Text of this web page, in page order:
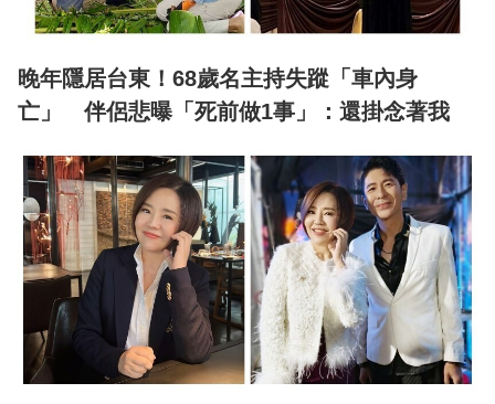
晚年隱居台東！68歲名主持失蹤「車內身
亡」 伴侶悲曝「死前做1事」：還掛念著我